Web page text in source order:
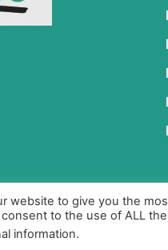
website to give you the
consent to the use of ALL
information.